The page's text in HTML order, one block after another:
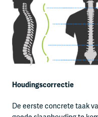
Houdingscorrectie
De eerste concrete taak